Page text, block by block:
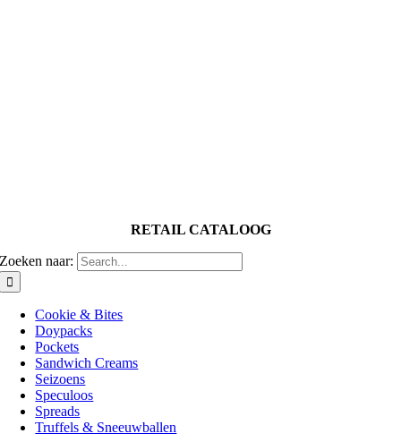
RETAIL CATALOOG
Zoeken naar:
Cookie & Bites
Doypacks
Pockets
Sandwich Creams
Seizoens
Speculoos
Spreads
Truffels & Sneeuwballen